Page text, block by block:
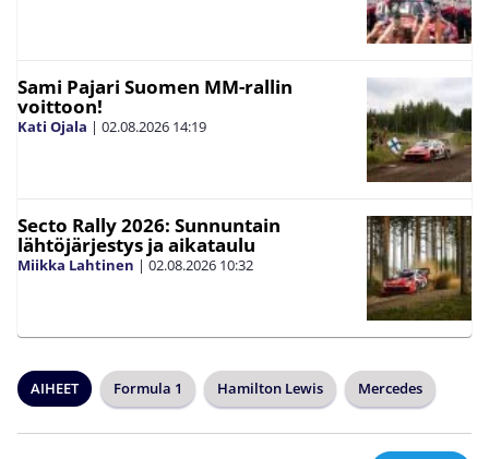
Sami Pajari Suomen MM-rallin
voittoon!
Kati Ojala | 02.08.2026 14:19
Secto Rally 2026: Sunnuntain
lähtöjärjestys ja aikataulu
Miikka Lahtinen | 02.08.2026 10:32
AIHEET Formula 1 Hamilton Lewis Mercedes